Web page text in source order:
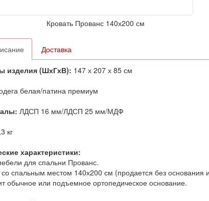
Кровать Прованс 140х200 см
Доставка
изделия (ШхГхВ): 147 х 207 х 85 см
белая/патина премиум
ЛДСП 16 мм/ЛДСП 25 мм/МДФ
кг
характеристики:
для спальни Прованс.
со спальным местом 140х200 см (продается без основания
обычное или подъемное ортопедическое основание.